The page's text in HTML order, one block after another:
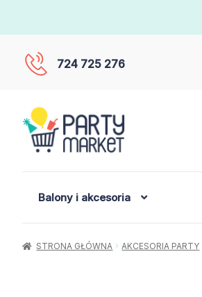
724 725 276
Balony i akcesoria
STRONA GŁÓWNA AKCESORIA PARTY